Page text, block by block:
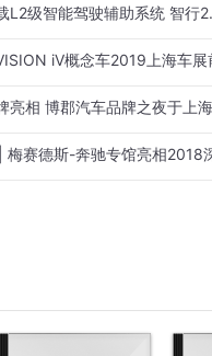
iV概念车2019上海车展